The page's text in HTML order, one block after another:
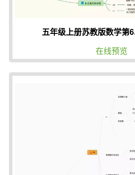
五年级上册苏教版数学第
在线预览